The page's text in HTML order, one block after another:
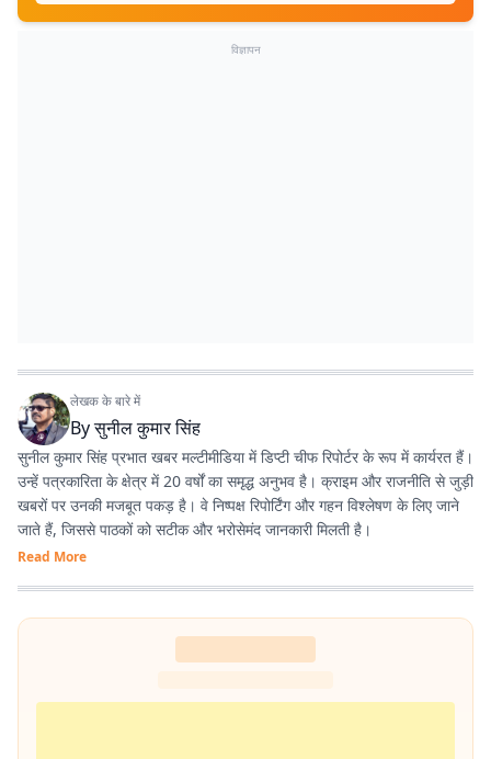
विज्ञापन
लेखक के बारे में
Byसुनील कुमार सिंह
सुनील कुमार सिंह प्रभात खबर मल्टीमीडिया में डिप्टी चीफ रिपोर्टर के रूप में कार्यरत हैं।
उन्हें पत्रकारिता के क्षेत्र में 20 वर्षों का समृद्ध अनुभव है। क्राइम और राजनीति से जुड़ी
खबरों पर उनकी मजबूत पकड़ है। वे निष्पक्ष रिपोर्टिंग और गहन विश्लेषण के लिए जाने
जाते हैं, जिससे पाठकों को सटीक और भरोसेमंद जानकारी मिलती है।
Read More